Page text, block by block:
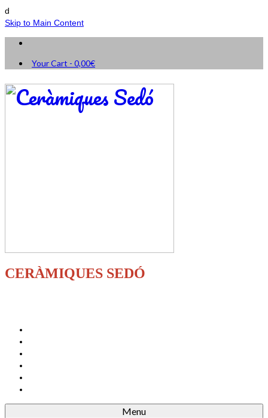
d
Skip to Main Content
Your Cart - 0,00€
CERÀMIQUES SEDÓ
Menu